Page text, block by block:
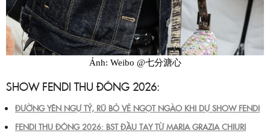
Ảnh: Weibo @七分溏心
SHOW FENDI THU ĐÔNG 2026:
ĐƯỜNG YÊN NGỰ TỶ, RŨ BỎ VẺ NGỌT NGÀO KHI DỰ SHOW FENDI
FENDI THU ĐÔNG 2026: BST ĐẦU TAY TỪ MARIA GRAZIA CHIURI